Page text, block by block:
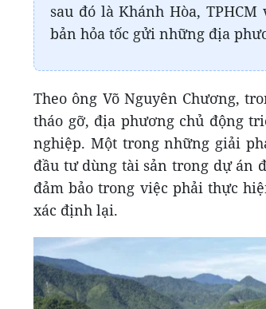
sau đó là Khánh Hòa,
bản hỏa tốc gửi những địa
Theo ông Võ Nguyên Chương,
tháo gỡ, địa phương chủ động
nghiệp. Một trong những giải
đầu tư dùng tài sản trong dự án
đảm bảo trong việc phải thực
xác định lại.